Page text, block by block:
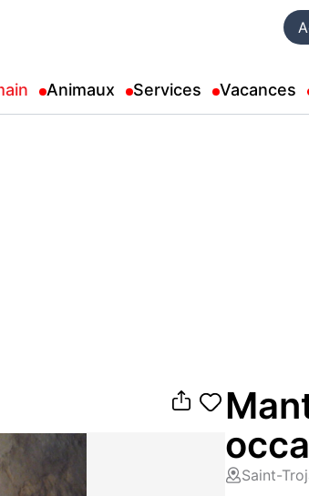
Animaux Services Vacances
Saint-